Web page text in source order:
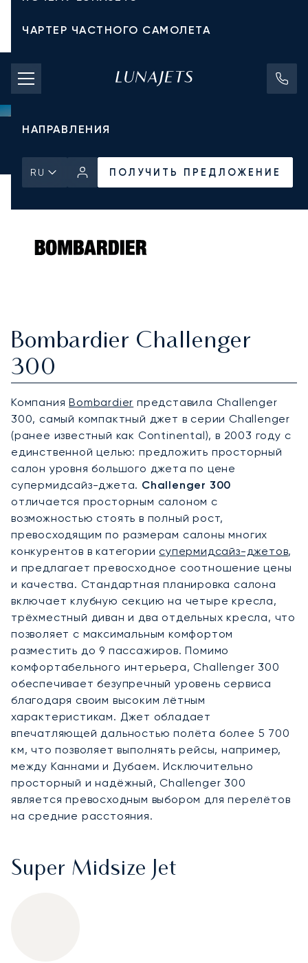
ЧАРТЕР ЧАСТНОГО САМОЛЕТА
СТОИМОСТЬ ЧАРТЕРА
ЧАСТНЫЕ САМОЛЕТЫ
НАПРАВЛЕНИЯ
RU ПОЛУЧИТЬ ПРЕДЛОЖЕНИЕ
Bombardier Challenger
300
КомпанияBombardier представила Challenger
300, самый компактный джет в серии Challenger
(ранее известный как Continental), в 2003 году с
единственной целью: предложить просторный
салон уровня большого джета по цене
супермидсайз-джета. Challenger 300
отличается просторным салоном с
возможностью стоять в полный рост,
превосходящим по размерам салоны многих
конкурентов в категории супермидсайз-джетов,
и предлагает превосходное соотношение цены
и качества. Стандартная планировка салона
включает клубную секцию на четыре кресла,
трёхместный диван и два отдельных кресла, что
позволяет с максимальным комфортом
разместить до 9 пассажиров. Помимо
комфортабельного интерьера, Challenger 300
обеспечивает безупречный уровень сервиса
благодаря своим высоким лётным
характеристикам. Джет обладает
впечатляющей дальностью полёта более 5 700
км, что позволяет выполнять рейсы, например,
между Каннами и Дубаем. Исключительно
просторный и надёжный, Challenger 300
является превосходным выбором для перелётов
на средние расстояния.
Super Midsize Jet